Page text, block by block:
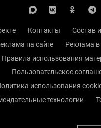
Контакты
Состав
на сайте
Реклама
Правила использования
Пользовательское
использования
технологии